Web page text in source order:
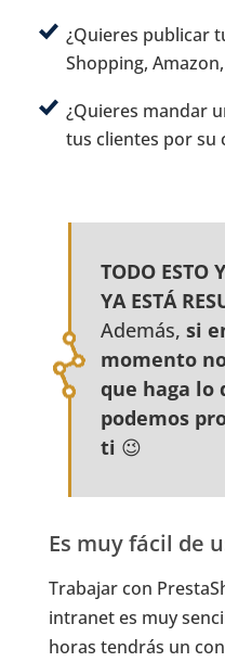
¿Quieres publicar
Shopping,
¿Quieres mandar
tus clientes por su
TODO ESTO
YA ESTÁ
Además, si
momento
que haga lo
podemos
ti 😉
Es muy fácil de
Trabajar con
intranet es muy
horas tendrás un